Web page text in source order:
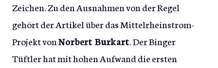
Zeichen. Zu den Ausnahmen von der Regel
gehört der Artikel über das Mittelrheinstrom-
Projekt vonNorbert Burkart. Der Binger
Tüftler hat mit hohen Aufwand die ersten